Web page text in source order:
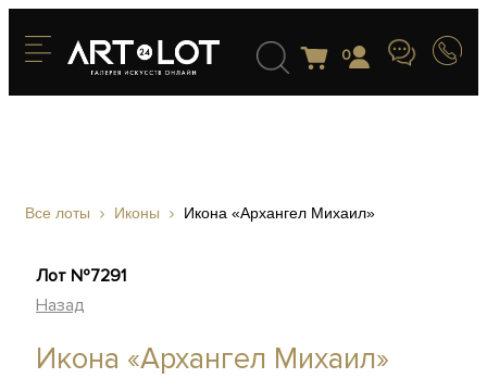
0
Все лоты Иконы Икона «Архангел Михаил»
Лот №7291
Назад
Икона «Архангел Михаил»